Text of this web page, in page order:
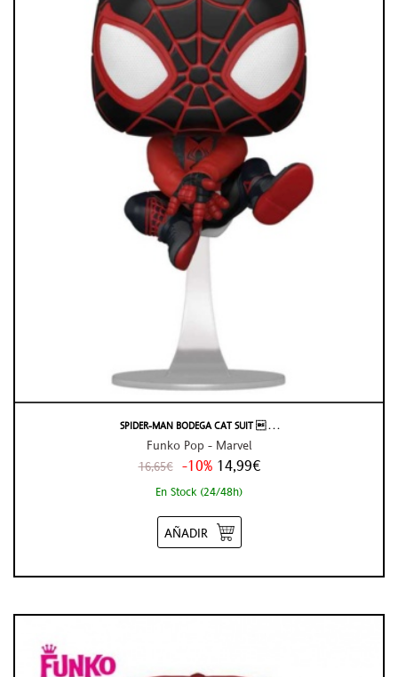
SPIDER-MAN BODEGA CAT SUIT  . . .
Funko Pop - Marvel
16,65€ -10% 14,99€
En Stock (24/48h)
AÑADIR